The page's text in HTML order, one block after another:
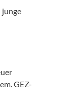
junge
GEZ-